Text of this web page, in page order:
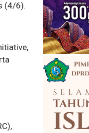
(4/6).